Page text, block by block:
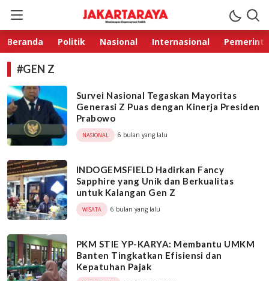
Jakarta Raya
Membangun Kepercayaan Publik
Beranda Politik Nasional Internasional
#GEN Z
Survei Nasional Tegaskan Mayoritas
Generasi Z Puas dengan Kinerja Presiden
Prabowo
NASIONAL 6 bulan yang lalu
INDOGEMSFIELD Hadirkan Fancy
Sapphire yang Unik dan Berkualitas
untuk Kalangan Gen Z
WISATA 6 bulan yang lalu
PKM STIE YP-KARYA: Membantu UMKM
Banten Tingkatkan Efisiensi dan
Kepatuhan Pajak